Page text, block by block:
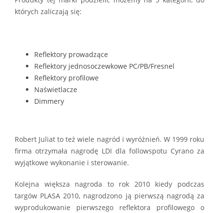
których zaliczają się:
Reflektory prowadzące
Reflektory jednosoczewkowe PC/PB/Fresnel
Reflektory profilowe
Naświetlacze
Dimmery
Robert Juliat to też wiele nagród i wyróżnień. W 1999 roku
firma otrzymała nagrodę LDI dla followspotu Cyrano za
wyjątkowe wykonanie i sterowanie.
Kolejna większa nagroda to rok 2010 kiedy podczas
targów PLASA 2010, nagrodzono ją pierwszą nagrodą za
wyprodukowanie pierwszego reflektora profilowego o